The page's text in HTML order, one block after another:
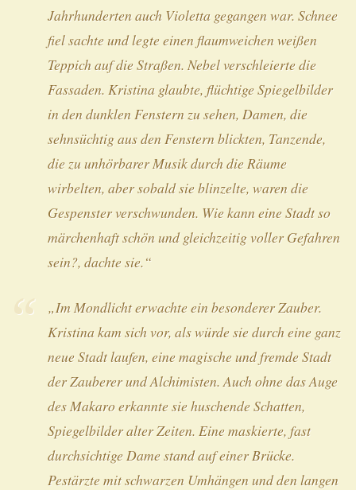
Jahrhunderten auch Violetta gegangen war. Schnee
fiel sachte und legte einen flaumweichen weißen
Teppich auf die Straßen. Nebel verschleierte die
Fassaden. Kristina glaubte, flüchtige Spiegelbilder
in den dunklen Fenstern zu sehen, Damen, die
sehnsüchtig aus den Fenstern blickten, Tanzende,
die zu unhörbarer Musik durch die Räume
wirbelten, aber sobald sie blinzelte, waren die
Gespenster verschwunden. Wie kann eine Stadt so
märchenhaft schön und gleichzeitig voller Gefahren
sein?, dachte sie.“
„Im Mondlicht erwachte ein besonderer Zauber.
Kristina kam sich vor, als würde sie durch eine ganz
neue Stadt laufen, eine magische und fremde Stadt
der Zauberer und Alchimisten. Auch ohne das Auge
des Makaro erkannte sie huschende Schatten,
Spiegelbilder alter Zeiten. Eine maskierte, fast
durchsichtige Dame stand auf einer Brücke.
Pestärzte mit schwarzen Umhängen und den langen